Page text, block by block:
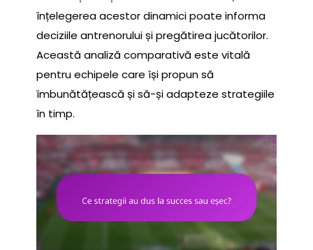
înțelegerea acestor dinamici poate informa
deciziile antrenorului și pregătirea jucătorilor.
Această analiză comparativă este vitală
pentru echipele care își propun să
îmbunătățească și să-și adapteze strategiile
în timp.